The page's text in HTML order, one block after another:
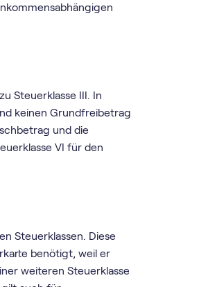
Steuerklasse III. In
keinen Grundfreibetrag
und die
VI für den
Steuerklassen. Diese
benötigt, weil er
weiteren Steuerklasse